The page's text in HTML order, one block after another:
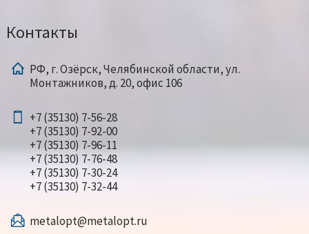
Контакты
РФ, г. Озёрск, Челябинской области, ул.
Монтажников, д. 20, офис 106
+7 (35130) 7-56-28
+7 (35130) 7-92-00
+7 (35130) 7-96-11
+7 (35130) 7-76-48
+7 (35130) 7-30-24
+7 (35130) 7-32-44
metalopt@metalopt.ru